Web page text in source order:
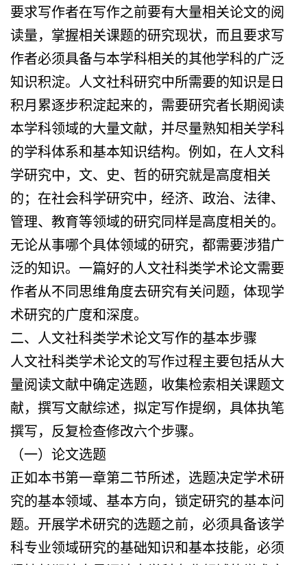
要求写作者在写作之前要有大量相关论文的阅
读量，掌握相关课题的研究现状，而且要求写
作者必须具备与本学科相关的其他学科的广泛
知识积淀。人文社科研究中所需要的知识是日
积月累逐步积淀起来的，需要研究者长期阅读
本学科领域的大量文献，并尽量熟知相关学科
的学科体系和基本知识结构。例如，在人文科
学研究中，文、史、哲的研究就是高度相关
的；在社会科学研究中，经济、政治、法律、
管理、教育等领域的研究同样是高度相关的。
无论从事哪个具体领域的研究，都需要涉猎广
泛的知识。一篇好的人文社科类学术论文需要
作者从不同思维角度去研究有关问题，体现学
术研究的广度和深度。
二、人文社科类学术论文写作的基本步骤
人文社科类学术论文的写作过程主要包括从大
量阅读文献中确定选题，收集检索相关课题文
献，撰写文献综述，拟定写作提纲，具体执笔
撰写，反复检查修改六个步骤。
（一）论文选题
正如本书第一章第二节所述，选题决定学术研
究的基本领域、基本方向，锁定研究的基本问
题。开展学术研究的选题之前，必须具备该学
科专业领域研究的基础知识和基本技能，必须